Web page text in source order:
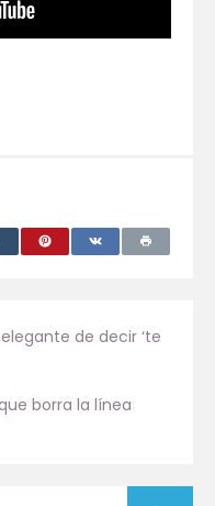
de decir ‘te
borra la línea